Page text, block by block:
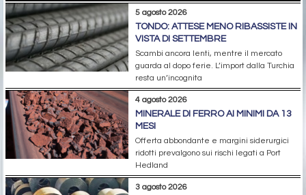
5 agosto 2026
TONDO: ATTESE MENO RIBASSISTE IN
VISTA DI SETTEMBRE
Scambi ancora lenti, mentre il mercato
guarda al dopo ferie. L’import dalla Turchia
resta un’incognita
4 agosto 2026
MINERALE DI FERRO AI MINIMI DA 13
MESI
Offerta abbondante e margini siderurgici
ridotti prevalgono sui rischi legati a Port
Hedland
3 agosto 2026